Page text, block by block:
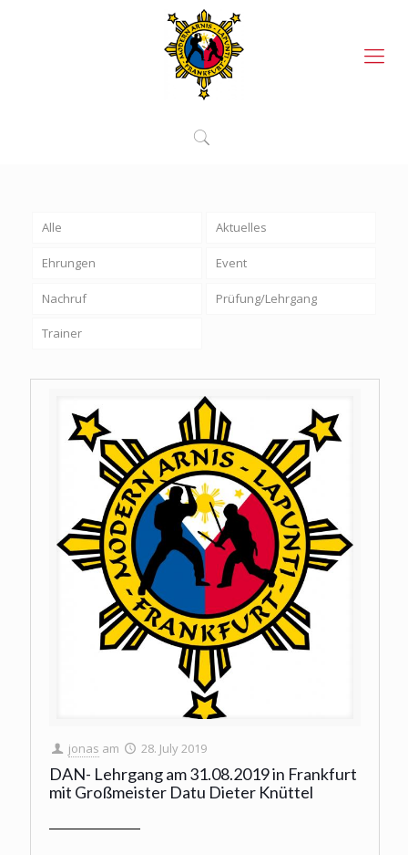
Alle Aktuelles
Ehrungen Event
Nachruf Prüfung/Lehrgang
Trainer
jonas am 28. July 2019
DAN- Lehrgang am 31.08.2019 in Frankfurt
mit Großmeister Datu Dieter Knüttel